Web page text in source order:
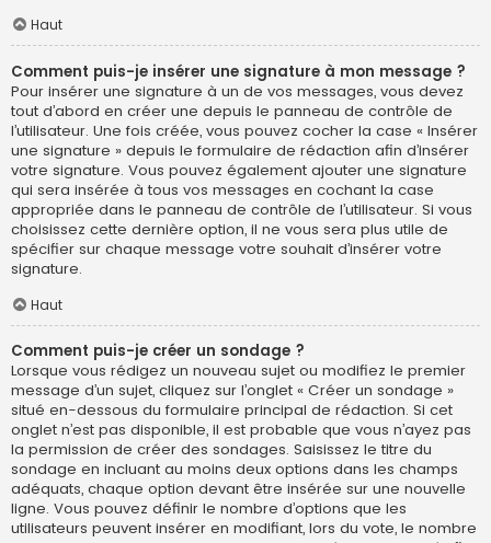
Haut
Comment puis-je insérer une signature à mon message ?
Pour insérer une signature à un de vos messages, vous devez
tout d’abord en créer une depuis le panneau de contrôle de
l’utilisateur. Une fois créée, vous pouvez cocher la case « Insérer
une signature » depuis le formulaire de rédaction afin d’insérer
votre signature. Vous pouvez également ajouter une signature
qui sera insérée à tous vos messages en cochant la case
appropriée dans le panneau de contrôle de l’utilisateur. Si vous
choisissez cette dernière option, il ne vous sera plus utile de
spécifier sur chaque message votre souhait d’insérer votre
signature.
Haut
Comment puis-je créer un sondage ?
Lorsque vous rédigez un nouveau sujet ou modifiez le premier
message d’un sujet, cliquez sur l’onglet « Créer un sondage »
situé en-dessous du formulaire principal de rédaction. Si cet
onglet n’est pas disponible, il est probable que vous n’ayez pas
la permission de créer des sondages. Saisissez le titre du
sondage en incluant au moins deux options dans les champs
adéquats, chaque option devant être insérée sur une nouvelle
ligne. Vous pouvez définir le nombre d’options que les
utilisateurs peuvent insérer en modifiant, lors du vote, le nombre